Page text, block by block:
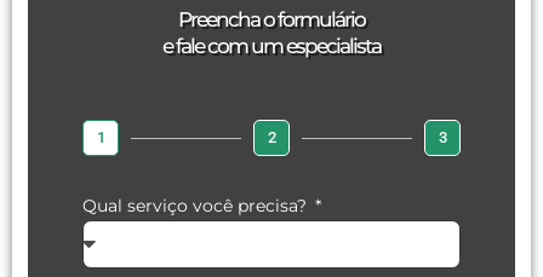
Preencha o formulário
e fale com um especialista
1 2 3
Qual serviço você precisa?